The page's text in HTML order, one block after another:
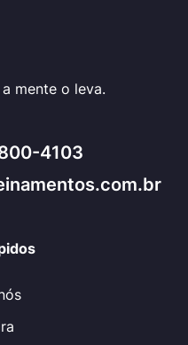
mente o leva.
4103